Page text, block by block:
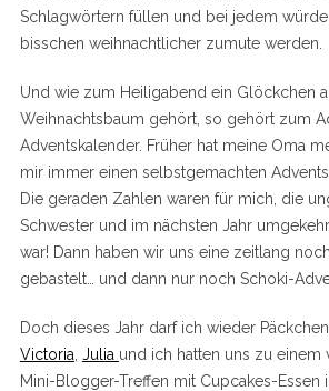
Schlagwörtern füllen und bei jedem
bisschen weihnachtlicher zumute werden.
Und wie zum Heiligabend ein Glöckchen
Weihnachtsbaum gehört, so gehört zum
Adventskalender. Früher hat meine Oma
mir immer einen selbstgemachten
Die geraden Zahlen waren für mich, die
Schwester und im nächsten Jahr
war! Dann haben wir uns eine zeitlang
gebastelt… und dann nur noch Schoki-
Doch dieses Jahr darf ich wieder
Victoria Julia und ich hatten uns zu einem
Mini-Blogger-Treffen mit Cupcakes-Essen